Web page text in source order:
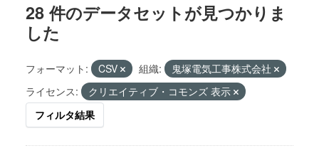
28 件のデータセットが見つかりま
した
フォーマット: CSV 組織:
鬼塚電気工事株式会社
ライセンス:
クリエイティブ・コモンズ 表示
フィルタ結果